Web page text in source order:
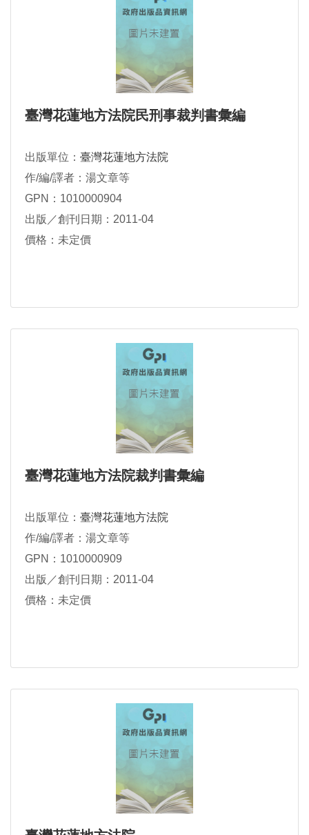
臺灣花蓮地方法院民刑事裁判書彙編
出版單位： 臺灣花蓮地方法院
作/編/譯者：湯文章等
GPN：1010000904
出版／創刊日期：2011-04
價格：未定價
臺灣花蓮地方法院裁判書彙編
出版單位： 臺灣花蓮地方法院
作/編/譯者：湯文章等
GPN：1010000909
出版／創刊日期：2011-04
價格：未定價